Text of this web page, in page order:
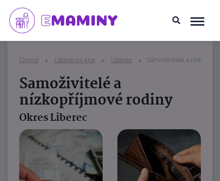
Domů Liberecký kraj Liberec Samoživitelé a
Samoživitelé a
nízkopříjmové rodiny
Okres Liberec